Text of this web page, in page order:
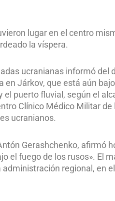
lugar en el centro
la víspera.
ucranianas informó del
Járkov, que está aún
puerto fluvial, según el
Clínico Médico Militar de
ucranianos.
Gerashchenko, afirmó
el fuego de los rusos». El
regional, en